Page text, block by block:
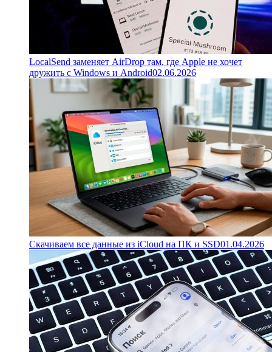
LocalSend заменяет AirDrop там, где Apple не хочет
дружить с Windows и Android02.06.2026
Скачиваем все данные из iCloud на ПК и SSD01.04.2026